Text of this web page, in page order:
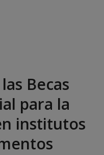
Becas
para la
institutos